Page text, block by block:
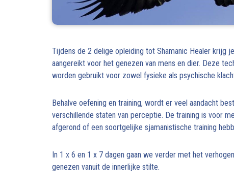
Tijdens de 2 delige opleiding tot Shamanic Healer krijg
aangereikt voor het genezen van mens en dier. Deze
worden gebruikt voor zowel fysieke als psychische
Behalve oefening en training, wordt er veel aandacht
verschillende staten van perceptie. De training is voor
afgerond of een soortgelijke sjamanistische training
In 1 x 6 en 1 x 7 dagen gaan we verder met het
genezen vanuit de innerlijke stilte.